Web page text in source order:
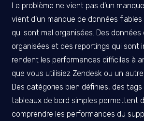
Le problème ne vient pas d'un
vient d'un manque de données
qui sont mal organisées. Des données
organisées et des reportings qui sont
rendent les performances difficiles à
que vous utilisiez Zendesk ou un
Des catégories bien définies, des
tableaux de bord simples permettent
comprendre les performances du